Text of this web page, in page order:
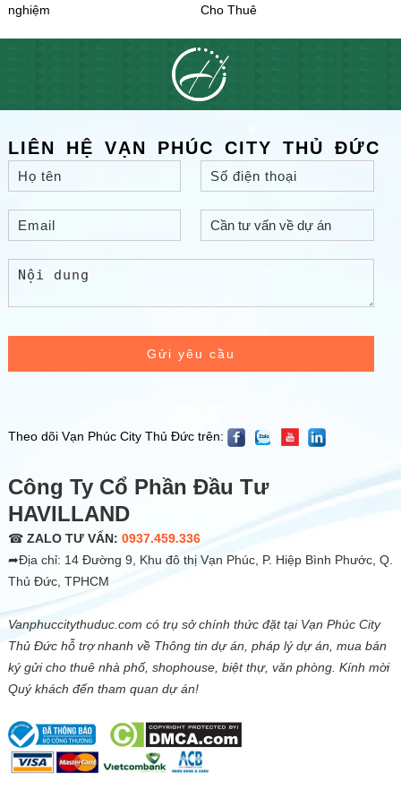
nghiệm
Cho Thuê
LIÊN HỆ VẠN PHÚC CITY THỦ ĐỨC
Gửi yêu cầu
Theo dõi Vạn Phúc City Thủ Đức trên:
Công Ty Cổ Phần Đầu Tư
HAVILLAND
☎ ZALO TƯ VẤN: 0937.459.336
➦Địa chỉ: 14 Đường 9, Khu đô thị Vạn Phúc, P. Hiệp Bình Phước, Q.
Thủ Đức, TPHCM
Vanphuccitythuduc.com có trụ sở chính thức đặt tại Vạn Phúc City
Thủ Đức hỗ trợ nhanh về Thông tin dự án, pháp lý dự án, mua bán
ký gửi cho thuê nhà phố, shophouse, biệt thự, văn phòng. Kính mời
Quý khách đến tham quan dự án!